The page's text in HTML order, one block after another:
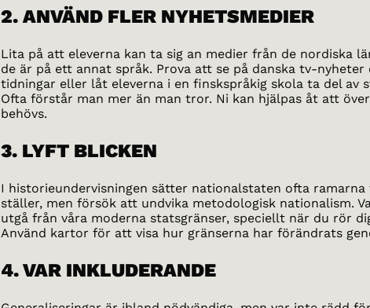
2. ANVÄND FLER NYHETSMEDIER
Lita på att eleverna kan ta sig an medier från de nordiska
de är på ett annat språk. Prova att se på danska tv-
tidningar eller låt eleverna i en finskspråkig skola ta del av
Ofta förstår man mer än man tror. Ni kan hjälpas åt att
behövs.
3. LYFT BLICKEN
I historieundervisningen sätter nationalstaten ofta
ställer, men försök att undvika metodologisk nationalism.
utgå från våra moderna statsgränser, speciellt när du rör
Använd kartor för att visa hur gränserna har förändrats
4. VAR INKLUDERANDE